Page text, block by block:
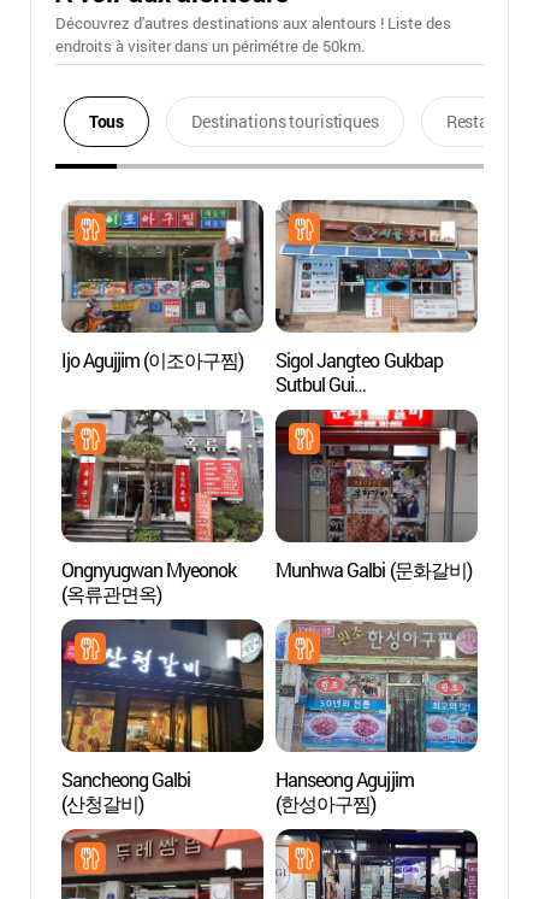
Découvrez d'autres destinations aux alentours ! Liste des
endroits à visiter dans un périmétre de 50km.
Tous Destinations touristiques Restaurants
Ijo Agujjim (이조아구찜)
Sigol Jangteo Gukbap
Sutbul Gui
(시골장터국밥숯불구이)
Ongnyugwan Myeonok
(옥류관면옥)
Munhwa Galbi (문화갈비)
Sancheong Galbi
(산청갈비)
Hanseong Agujjim
(한성아구찜)